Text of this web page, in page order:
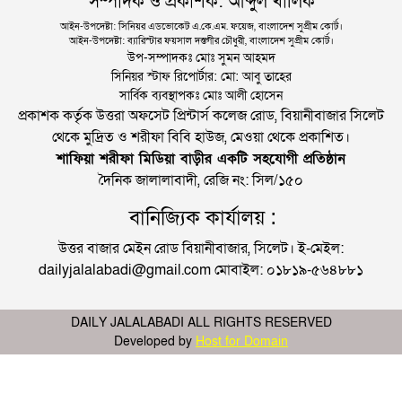
আইন-উপদেষ্টা: সিনিয়র এডভোকেট এ.কে.এম. ফয়েজ, বাংলাদেশ সুপ্রীম কোর্ট।
আইন-উপদেষ্টা: ব্যারিস্টার ফয়সাল দস্তগীর চৌধুরী, বাংলাদেশ সুপ্রীম কোর্ট।
উপ-সম্পাদকঃ মোঃ সুমন আহমদ
সিনিয়র স্টাফ রিপোর্টার: মো: আবু তাহের
সার্বিক ব্যবস্থাপকঃ মোঃ আলী হোসেন
প্রকাশক কর্তৃক উত্তরা অফসেট প্রিন্টার্স কলেজ রোড, বিয়ানীবাজার সিলেট
থেকে মুদ্রিত ও শরীফা বিবি হাউজ, মেওয়া থেকে প্রকাশিত।
শাফিয়া শরীফা মিডিয়া বাড়ীর একটি সহযোগী প্রতিষ্ঠান
দৈনিক জালালাবাদী, রেজি নং: সিল/১৫০
বানিজ্যিক কার্যালয় :
উত্তর বাজার মেইন রোড বিয়ানীবাজার, সিলেট। ই-মেইল:
dailyjalalabadi@gmail.com মোবাইল: ০১৮১৯-৫৬৪৮৮১
DAILY JALALABADI ALL RIGHTS RESERVED
Developed by Host for Domain